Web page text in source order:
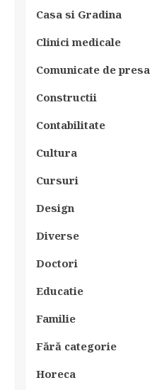
Casa si Gradina
Clinici medicale
Comunicate de presa
Constructii
Contabilitate
Cultura
Cursuri
Design
Diverse
Doctori
Educatie
Familie
Fără categorie
Horeca